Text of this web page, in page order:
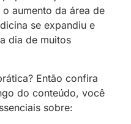
aumento da área de
se expandiu e
dia de muitos
Então confira
do conteúdo, você
sobre: